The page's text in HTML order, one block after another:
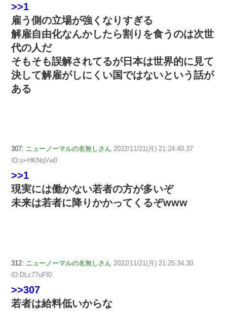
>>1
雇う側の立場が強くなりすぎる
解雇自由化なんかしたら割りを食うのは次世
代の人だ
そもそも誤解されてるが日本は世界的に見て
決して解雇がしにくい国ではないという話が
ある
307: ニューノーマルの名無しさん 2022/11/21(月) 21:24:40.37
ID:o+HKNqVw0
>>1
現実には働かない若者の方が多いぞ
未来は若者に降りかかってくるぞwww
312: ニューノーマルの名無しさん 2022/11/21(月) 21:25:34.30
ID:DLc77uFf0
>>307
若者は給料低いからな